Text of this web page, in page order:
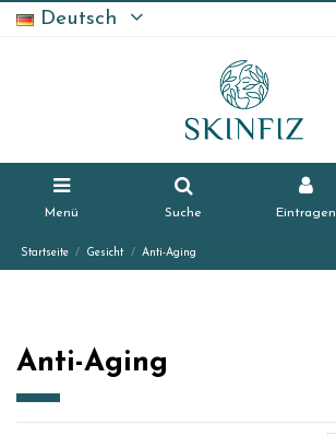
Deutsch
Menü Suche Eintragen
Startseite Gesicht Anti-Aging
Anti-Aging